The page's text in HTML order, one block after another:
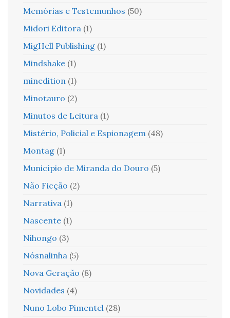
Memórias e Testemunhos (50)
Midori Editora (1)
MigHell Publishing (1)
Mindshake (1)
minedition (1)
Minotauro (2)
Minutos de Leitura (1)
Mistério, Policial e Espionagem (48)
Montag (1)
Município de Miranda do Douro (5)
Não Ficção (2)
Narrativa (1)
Nascente (1)
Nihongo (3)
Nósnalinha (5)
Nova Geração (8)
Novidades (4)
Nuno Lobo Pimentel (28)